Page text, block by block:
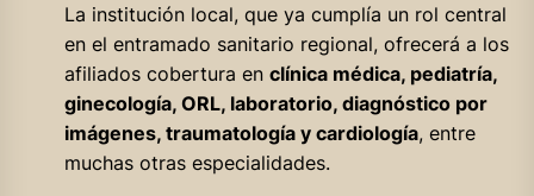
La institución local, que ya cumplía un rol central
en el entramado sanitario regional, ofrecerá a los
afiliados cobertura en clínica médica, pediatría,
ginecología, ORL, laboratorio, diagnóstico por
imágenes, traumatología y cardiología, entre
muchas otras especialidades.